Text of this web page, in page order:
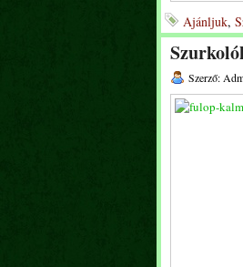
Ajánljuk,
Szerző: